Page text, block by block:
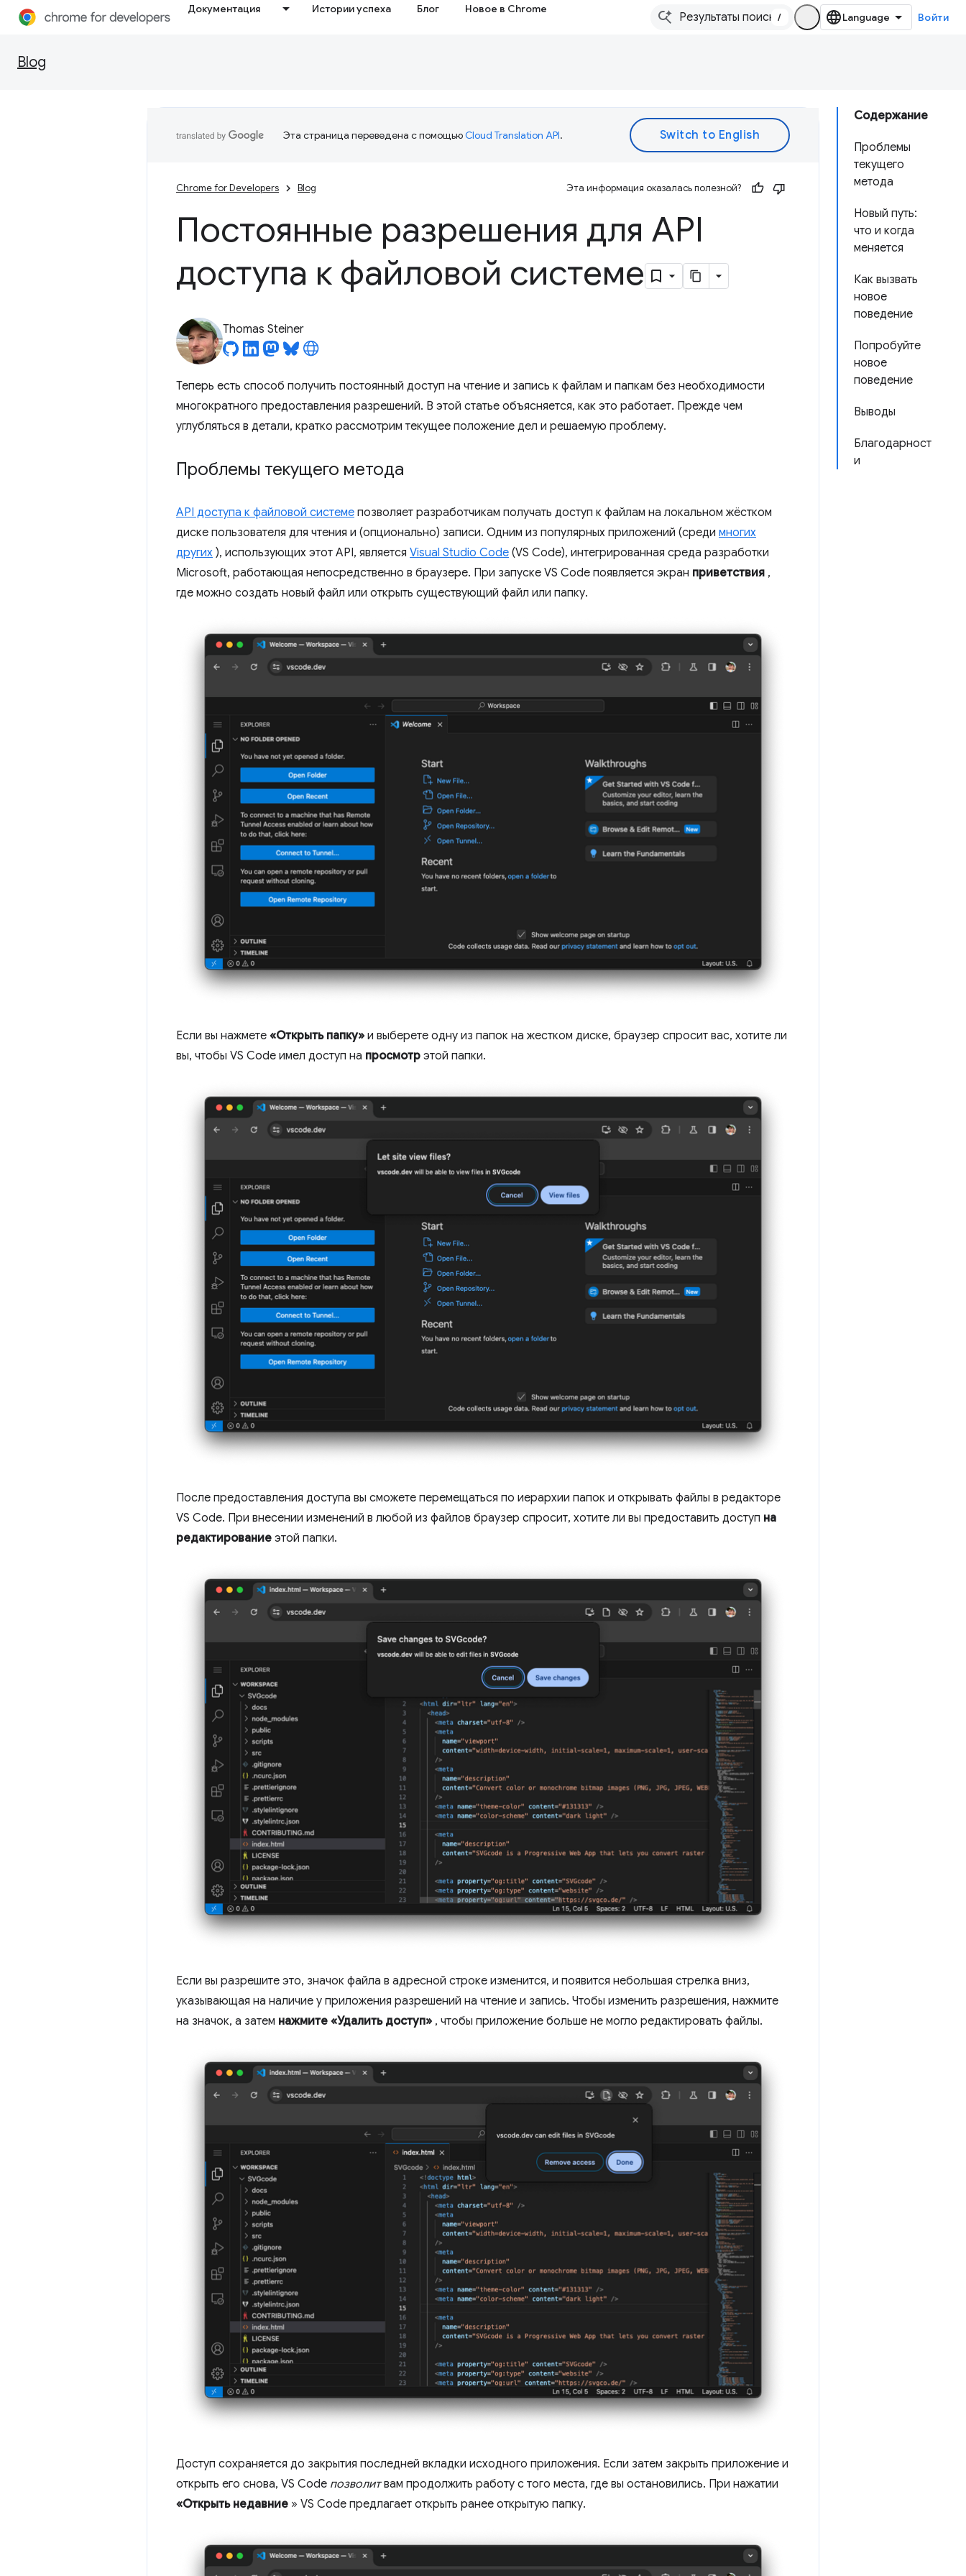
Документация Истории успеха Блог Новое в Chrome
/ Войти
Blog
Содержание
Проблемы
текущего
метода
Новый путь:
что и когда
меняется
Как вызвать
новое
поведение
Попробуйте
новое
поведение
Выводы
Благодарност
и
Эта страница переведена с помощьюCloud Translation API.
Chrome for Developers Blog Эта информация оказалась полезной?
Постоянные разрешения для API
доступа к файловой системе
Thomas Steiner
Теперь есть способ получить постоянный доступ на чтение и запись к файлам и папкам без необходимости
многократного предоставления разрешений. В этой статье объясняется, как это работает. Прежде чем
углубляться в детали, кратко рассмотрим текущее положение дел и решаемую проблему.
Проблемы текущего метода
API доступа к файловой системе позволяет разработчикам получать доступ к файлам на локальном жёстком
диске пользователя для чтения и (опционально) записи. Одним из популярных приложений (среди многих
других ), использующих этот API, является Visual Studio Code (VS Code), интегрированная среда разработки
Microsoft, работающая непосредственно в браузере. При запуске VS Code появляется экран приветствия ,
где можно создать новый файл или открыть существующий файл или папку.
Если вы нажмете «Открыть папку» и выберете одну из папок на жестком диске, браузер спросит вас, хотите ли
вы, чтобы VS Code имел доступ на просмотр этой папки.
После предоставления доступа вы сможете перемещаться по иерархии папок и открывать файлы в редакторе
VS Code. При внесении изменений в любой из файлов браузер спросит, хотите ли вы предоставить доступ на
редактирование этой папки.
Если вы разрешите это, значок файла в адресной строке изменится, и появится небольшая стрелка вниз,
указывающая на наличие у приложения разрешений на чтение и запись. Чтобы изменить разрешения, нажмите
на значок, а затем нажмите «Удалить доступ» , чтобы приложение больше не могло редактировать файлы.
Доступ сохраняется до закрытия последней вкладки исходного приложения. Если затем закрыть приложение и
открыть его снова, VS Code позволитвам продолжить работу с того места, где вы остановились. При нажатии
«Открыть недавние » VS Code предлагает открыть ранее открытую папку.